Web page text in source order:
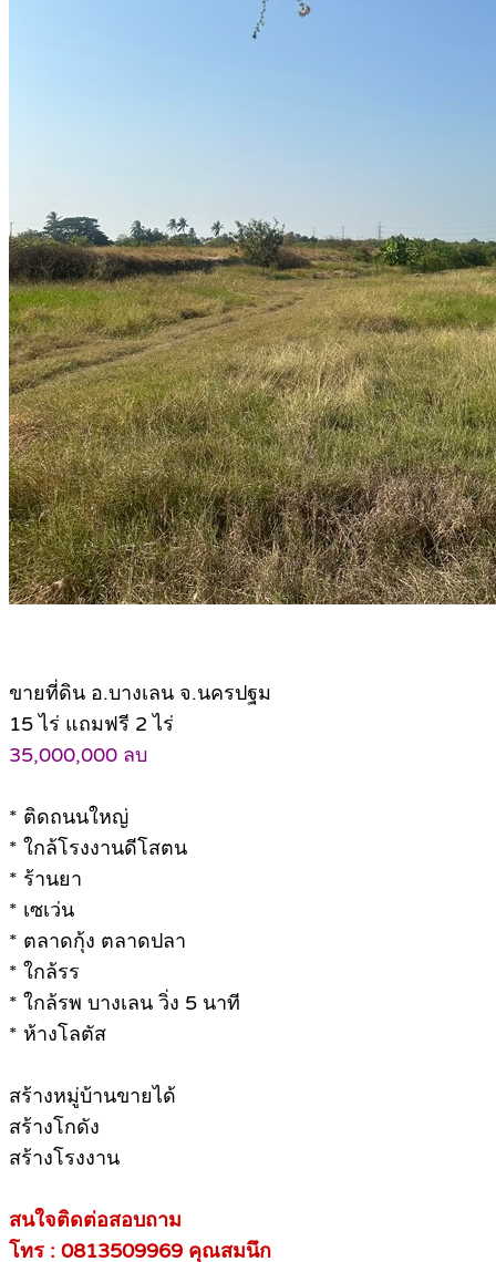
ขายที่ดิน อ.บางเลน จ.นครปฐม
15 ไร่ แถมฟรี 2 ไร่
35,000,000 ลบ
* ติดถนนใหญ่
* ใกล้โรงงานดีโสตน
* ร้านยา
* เซเว่น
* ตลาดกุ้ง ตลาดปลา
* ใกล้รร
* ใกล้รพ บางเลน วิ่ง 5 นาที
* ห้างโลตัส
สร้างหมู่บ้านขายได้
สร้างโกดัง
สร้างโรงงาน
สนใจติดต่อสอบถาม
โทร : 0813509969 คุณสมนึก